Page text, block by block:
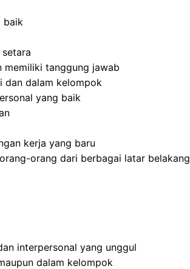
baik
memiliki tanggung jawab
dan dalam kelompok
yang baik
kerja yang baru
orang dari berbagai latar belakang
interpersonal yang unggul
dalam kelompok